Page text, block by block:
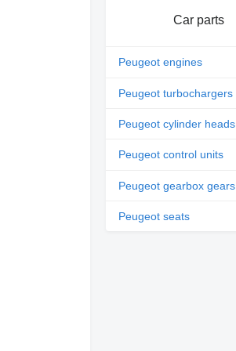
Car parts
Peugeot engines
Peugeot turbochargers
Peugeot cylinder heads
Peugeot control units
Peugeot gearbox gears
Peugeot seats